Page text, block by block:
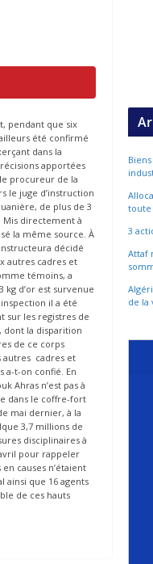
pendant que six
été confirmé
dans la
apportées
procureur de la
le juge d’instruction
de plus de 3
Mis directement à
la même source. À
décidé
autres cadres et
témoins, a
d’or est survenue
il a été
sur les registres de
dont la disparition
de ce corps
autres cadres et
a-t-on confié. En
Ahras n’est pas à
dans le coffre-fort
mai dernier, à la
3,7 millions de
disciplinaires à
pour rappeler
causes n’étaient
que 16 agents
de ces hauts
toute
3
Attaf
de la